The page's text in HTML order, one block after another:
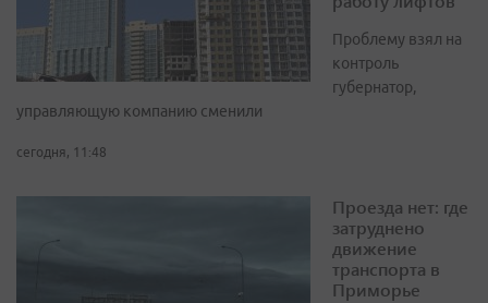
Проблему взял на
контроль
губернатор,
управляющую компанию сменили
сегодня, 11:48
Проезда нет: где
затруднено
движение
транспорта в
Приморье